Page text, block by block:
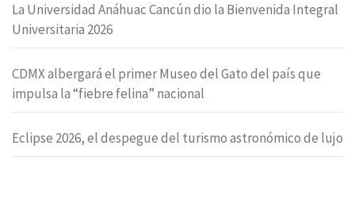
La Universidad Anáhuac Cancún dio la Bienvenida Integral
Universitaria 2026
CDMX albergará el primer Museo del Gato del país que
impulsa la “fiebre felina” nacional
Eclipse 2026, el despegue del turismo astronómico de lujo